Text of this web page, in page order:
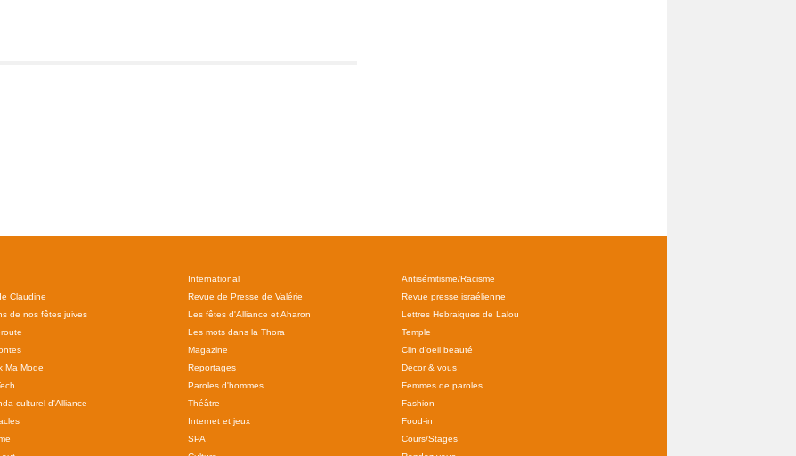
International
Antisémitisme/Racisme
Claudine Revue de Presse de Valérie
Revue presse israélienne
de nos fêtes juives Les fêtes d'Alliance et Aharon
Lettres Hebraiques de Lalou
Les mots dans la Thora
Temple
Magazine
Clin d'oeil beauté
Ma Mode Reportages
Décor & vous
Paroles d'hommes
Femmes de paroles
culturel d'Alliance Théâtre
Fashion
Internet et jeux
Food-in
SPA
Cours/Stages